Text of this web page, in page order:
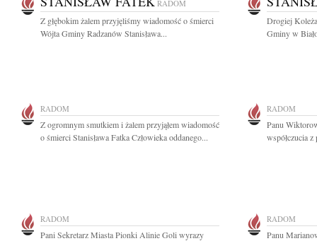
RADOM
Z głębokim żalem przyjęliśmy wiadomość o śmierci
Wójta Gminy Radzanów Stanisława...
Drogiej
Gminy w
RADOM
Z ogromnym smutkiem i żalem przyjąłem wiadomość
o śmierci Stanisława Fatka Człowieka oddanego...
RADOM
Panu
współczucia
RADOM
Pani Sekretarz Miasta Pionki Alinie Goli wyrazy
RADOM
Panu